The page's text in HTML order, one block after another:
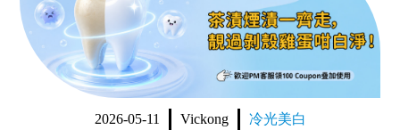
種植牙 dental implant
箍牙 orthodontics
收費標準 change standard
2026-05-11 Vickong 冷光美白